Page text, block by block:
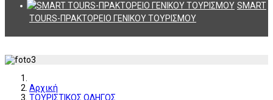
SMART
TOURS-ΠΡΑΚΤΟΡΕΙΟ ΓΕΝΙΚΟΥ ΤΟΥΡΙΣΜΟΥ
Αρχική
ΤΟΥΡΙΣΤΙΚΟΣ ΟΔΗΓΟΣ